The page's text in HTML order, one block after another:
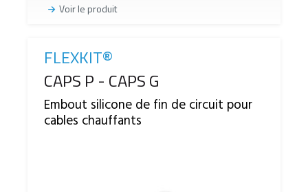
Voir le produit
FLEXKIT®
Reference
CAPS P - CAPS G
Embout silicone de fin de circuit pour
cables chauffants